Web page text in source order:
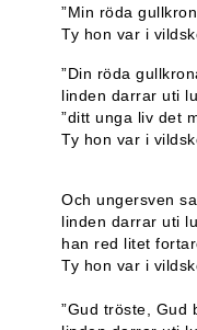
”Min röda
Ty hon var i
”Din röda
linden darrar uti
”ditt unga liv det
Ty hon var i
Och ungersven
linden darrar uti
han red litet
Ty hon var i
”Gud tröste, Gud